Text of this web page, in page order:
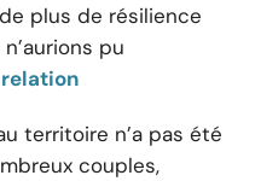
plus de résilience
pu
territoire n’a pas été
couples,